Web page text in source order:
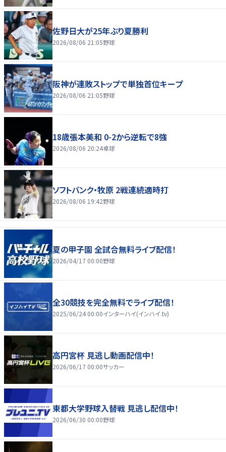
佐野日大が25年ぶり夏勝利
2026/08/06 21:05野球
阪神が連敗ストップで単独首位キープ
2026/08/06 21:05野球
18歳張本美和 0-2から逆転で8強
2026/08/06 20:24卓球
ソフトバンク・牧原 2戦連続適時打
2026/08/06 19:42野球
夏の甲子園 全試合無料ライブ配信！
2026/04/17 00:00野球
全30競技を完全無料でライブ配信！
2025/06/24 00:00インターハイ(インハイ.tv)
高円宮杯 見逃し動画配信中！
2026/06/17 00:00サッカー
東都大学野球入替戦 見逃し配信中！
2026/06/30 00:00野球